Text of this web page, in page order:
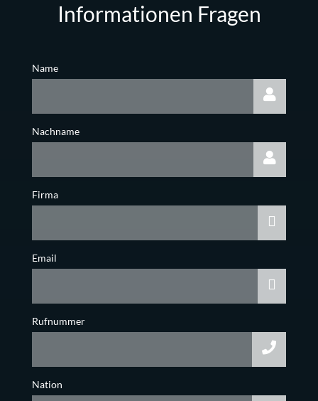
Informationen Fragen
Name
Nachname
Firma
Email
Rufnummer
Nation